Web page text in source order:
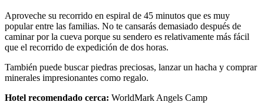
Aproveche su recorrido en espiral de 45 minutos que es muy
popular entre las familias. No te cansarás demasiado después de
caminar por la cueva porque su sendero es relativamente más fácil
que el recorrido de expedición de dos horas.
También puede buscar piedras preciosas, lanzar un hacha y comprar
minerales impresionantes como regalo.
Hotel recomendado cerca: WorldMark Angels Camp